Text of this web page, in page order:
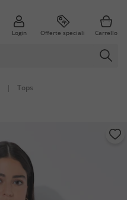
Login Offerte speciali Carrello
| Tops